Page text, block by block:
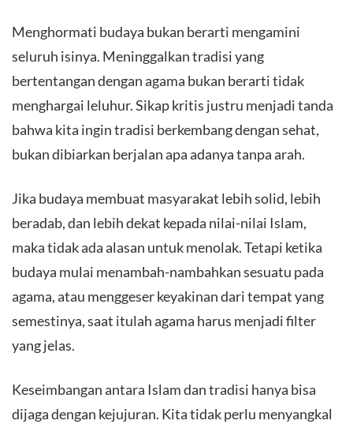
Menghormati budaya bukan berarti mengamini
seluruh isinya. Meninggalkan tradisi yang
bertentangan dengan agama bukan berarti tidak
menghargai leluhur. Sikap kritis justru menjadi tanda
bahwa kita ingin tradisi berkembang dengan sehat,
bukan dibiarkan berjalan apa adanya tanpa arah.
Jika budaya membuat masyarakat lebih solid, lebih
beradab, dan lebih dekat kepada nilai-nilai Islam,
maka tidak ada alasan untuk menolak. Tetapi ketika
budaya mulai menambah-nambahkan sesuatu pada
agama, atau menggeser keyakinan dari tempat yang
semestinya, saat itulah agama harus menjadi filter
yang jelas.
Keseimbangan antara Islam dan tradisi hanya bisa
dijaga dengan kejujuran. Kita tidak perlu menyangkal